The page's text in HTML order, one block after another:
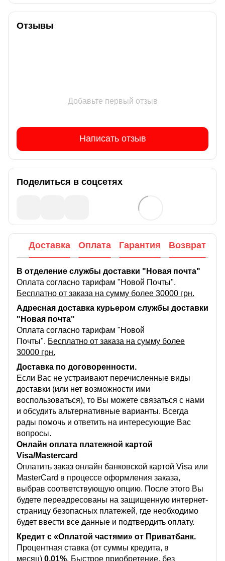
Отзывы
Добавьте первый отзыв
Написать отзыв
Поделиться в соцсетях
Доставка Оплата Гарантия Возврат
В отделение службы доставки "Новая почта"
Оплата согласно тарифам "Новой Почты".
Бесплатно от заказа на сумму более 30000 грн.
Адресная доставка курьером службы доставки
"Новая почта"
Оплата согласно тарифам "Новой
Почты". Бесплатно от заказа на сумму более
30000 грн.
Доставка по договоренности.
Если Вас не устраивают перечисленные виды
доставки (или нет возможности ими
воспользоваться), то Вы можете связаться с нами
и обсудить альтернативные варианты. Всегда
рады помочь и ответить на интересующие Вас
вопросы.
Онлайн оплата платежной картой
Visa/Mastercard
Оплатить заказ онлайн банковской картой Visa или
MasterCard в процессе оформления заказа,
выбрав соответствующую опцию. После этого Вы
будете переадресованы на защищенную интернет-
страницу безопасных платежей, где необходимо
будет ввести все данные и подтвердить оплату.
Кредит с «Оплатой частями» от Приватбанк.
Процентная ставка (от суммы кредита, в
месяц) 0,01%. Быстрое приобретение, без